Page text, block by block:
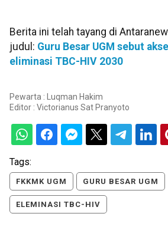
Berita ini telah tayang di
judul: Guru Besar UGM sebut
eliminasi TBC-HIV 2030
Pewarta : Luqman Hakim
Editor : Victorianus Sat Pranyoto
Tags:
FKKMK UGM GURU BESAR UGM
ELEMINASI TBC-HIV